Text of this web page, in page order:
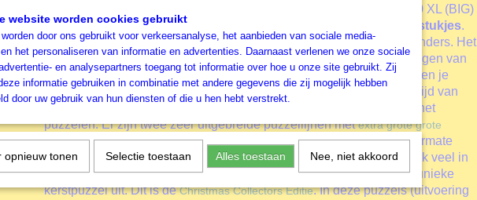
andere puzzelmerken. Zoals ook deze Midsummer Twilight met 250 XL (BIG)
stukken. Het eerste kenmerk is de
bijzonder gevormde legpuzzelstukjes.
Als je eenmaal een fan bent van deze stukjes dan wil je niet meer anders. Het
is echt heel leuk puzzelen. Het tweede kenmerk is dat alle afbeeldingen van
de puzzels vallen in het segmentNostalgie . De afbeeldingen brengen je
terug in de tijd. Een warme tijd, een tijd van er voor elkaar zijn. Een tijd van
familie en traditie. De verhalen van vroeger komen tot leven tijdens het
puzzelen. Er zijn twee zeer uitgebreide puzzellijnen metextra grote grote
stukken. De 500 XL en de 250 XL. Vooral de 250 XL puzzels zijn uitermate
geschikt voor de wat ouderen onder ons. Met deze puzzels wordt ook veel in
Verpleeghuizen gepuzzeld. Elk jaar brengt HOP voor kerstmis een unieke
kerstpuzzel uit. Dit is deChristmas Collectors Editie. In deze puzzels (uitvoering
website worden cookies gebruikt
door ons gebruikt voor verkeersanalyse, het aanbieden van sociale media-
het personaliseren van informatie en advertenties. Daarnaast verlenen we onze sociale
en analysepartners toegang tot informatie over hoe u onze site gebruikt. Zij
informatie gebruiken in combinatie met andere gegevens die zij mogelijk hebben
door uw gebruik van hun diensten of die u hen hebt verstrekt.
opnieuw tonen Selectie toestaan Alles toestaan Nee, niet akkoord